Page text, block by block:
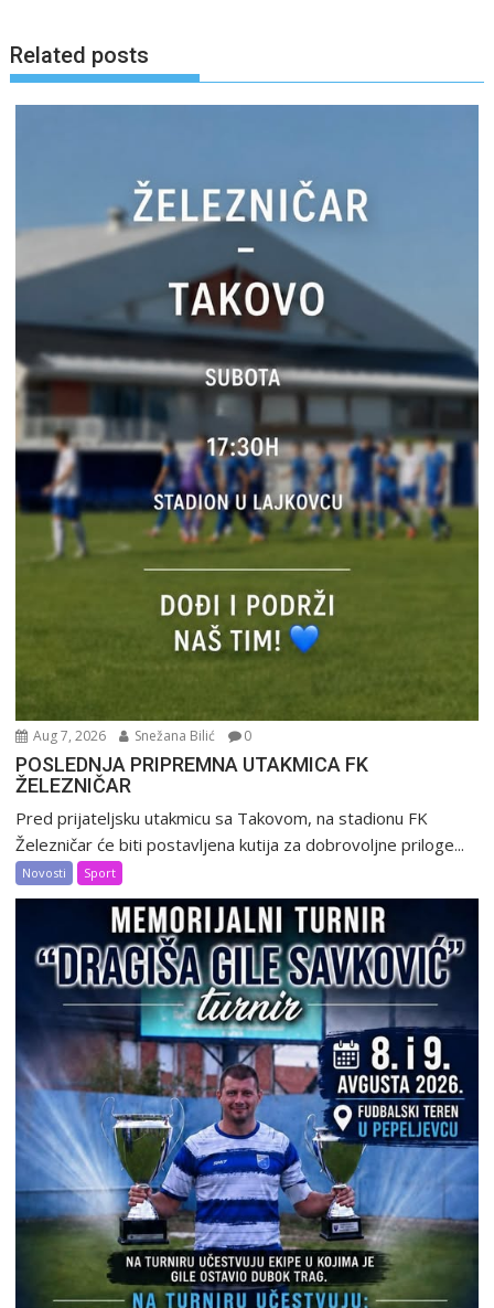
Related posts
Aug 7, 2026 Snežana Bilić 0
POSLEDNJA PRIPREMNA UTAKMICA FK
ŽELEZNIČAR
Pred prijateljsku utakmicu sa Takovom, na stadionu FK
Železničar će biti postavljena kutija za dobrovoljne priloge...
Novosti Sport